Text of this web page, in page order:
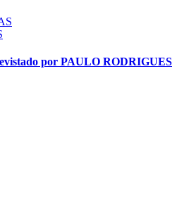
por PAULO RODRIGUES